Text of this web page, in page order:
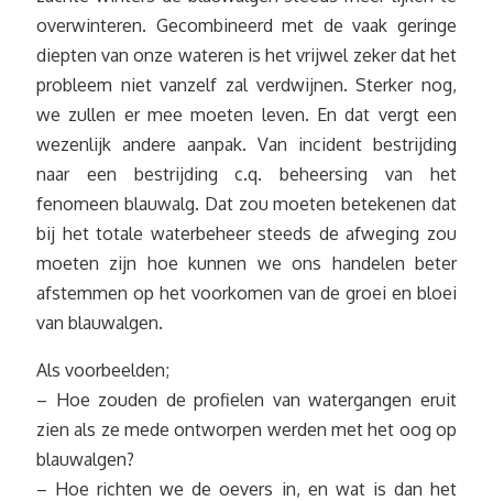
overwinteren. Gecombineerd met de vaak geringe
diepten van onze wateren is het vrijwel zeker dat het
probleem niet vanzelf zal verdwijnen. Sterker nog,
we zullen er mee moeten leven. En dat vergt een
wezenlijk andere aanpak. Van incident bestrijding
naar een bestrijding c.q. beheersing van het
fenomeen blauwalg. Dat zou moeten betekenen dat
bij het totale waterbeheer steeds de afweging zou
moeten zijn hoe kunnen we ons handelen beter
afstemmen op het voorkomen van de groei en bloei
van blauwalgen.
Als voorbeelden;
– Hoe zouden de profielen van watergangen eruit
zien als ze mede ontworpen werden met het oog op
blauwalgen?
– Hoe richten we de oevers in, en wat is dan het